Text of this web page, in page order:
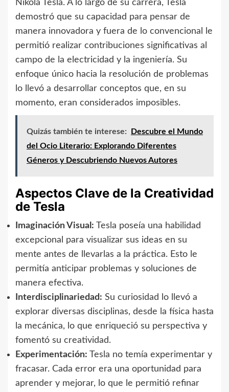
Nikola Tesla. A lo largo de su carrera, Tesla
demostró que su capacidad para pensar de
manera innovadora y fuera de lo convencional le
permitió realizar contribuciones significativas al
campo de la electricidad y la ingeniería. Su
enfoque único hacia la resolución de problemas
lo llevó a desarrollar conceptos que, en su
momento, eran considerados imposibles.
Quizás también te interese:
Descubre el Mundo
del Ocio Literario: Explorando Diferentes
Géneros y Descubriendo Nuevos Autores
Aspectos Clave de la Creatividad
de Tesla
Imaginación Visual: Tesla poseía una habilidad
excepcional para visualizar sus ideas en su
mente antes de llevarlas a la práctica. Esto le
permitía anticipar problemas y soluciones de
manera efectiva.
Interdisciplinariedad: Su curiosidad lo llevó a
explorar diversas disciplinas, desde la física hasta
la mecánica, lo que enriqueció su perspectiva y
fomentó su creatividad.
Experimentación: Tesla no temía experimentar y
fracasar. Cada error era una oportunidad para
aprender y mejorar, lo que le permitió refinar